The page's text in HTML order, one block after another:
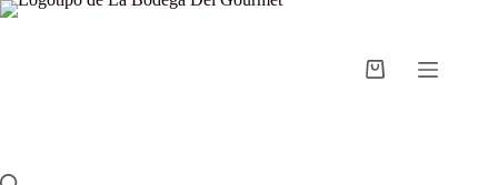
Saltar
Carro